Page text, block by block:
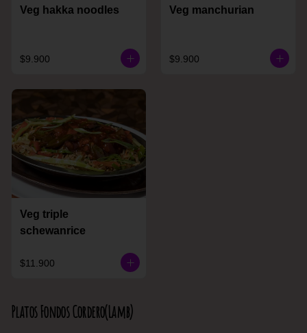
Veg hakka noodles
$9.900
Veg manchurian
$9.900
Veg triple
schewanrice
$11.900
Platos Fondos Cordero(Lamb)